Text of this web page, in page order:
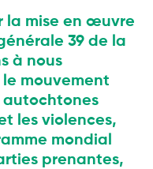
la mise en œuvre
39 de la
à nous
mouvement
autochtones
les violences,
mondial
prenantes,